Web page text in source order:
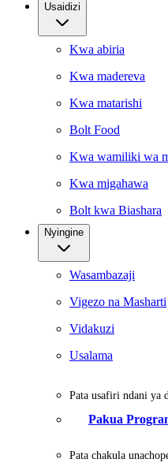
Usaidizi
Kwa abiria
Kwa madereva
Kwa matarishi
Bolt Food
Kwa wamiliki wa
Kwa migahawa
Bolt kwa Biashara
Nyingine
Wasambazaji
Vigezo na Masharti
Vidakuzi
Usalama
Pata usafiri ndani ya
Pakua
Pata chakula